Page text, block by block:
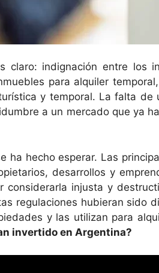
claro: indignación entre los
para alquiler
y temporal. La falta de
a un mercado que ya
ha hecho esperar. Las
desarrollos y
considerarla injusta y
regulaciones hubieran sido
y las utilizan para
invertido en Argentina?